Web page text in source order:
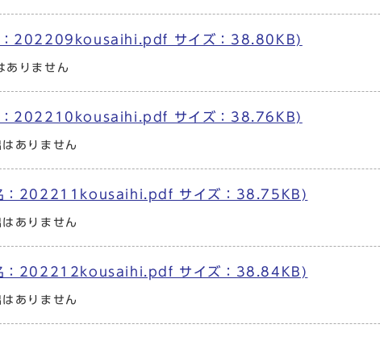
：202209kousaihi.pdf サイズ：38.80KB)
ありません
：202210kousaihi.pdf サイズ：38.76KB)
ありません
：202211kousaihi.pdf サイズ：38.75KB)
ありません
：202212kousaihi.pdf サイズ：38.84KB)
ありません